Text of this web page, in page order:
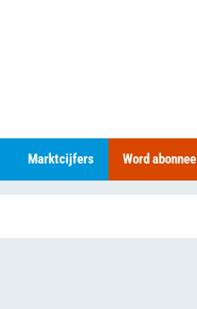
Marktcijfers Word abonnee